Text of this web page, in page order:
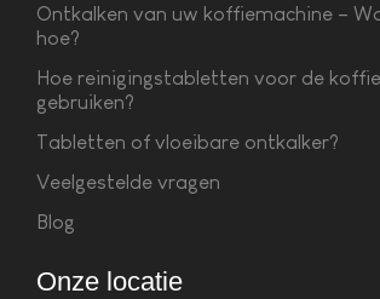
Ontkalken van uw koffiemachine –
hoe?
Hoe reinigingstabletten voor de
gebruiken?
Tabletten of vloeibare ontkalker?
Veelgestelde vragen
Blog
Onze locatie